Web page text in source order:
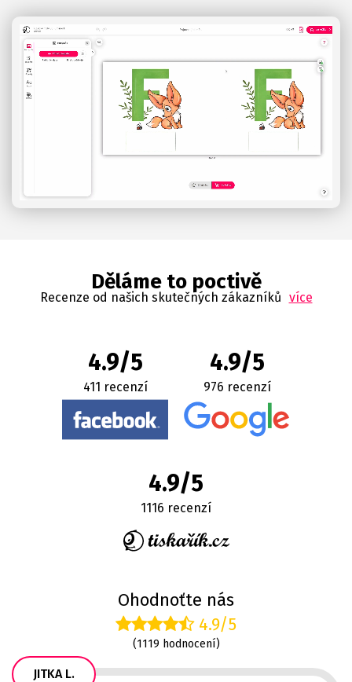
Děláme to poctivě
Recenze od našich skutečných zákazníků více
4.9/5
411 recenzí
4.9/5
976 recenzí
4.9/5
1116 recenzí
Ohodnoťte nás
4.9/5
(1119 hodnocení)
JITKA L.